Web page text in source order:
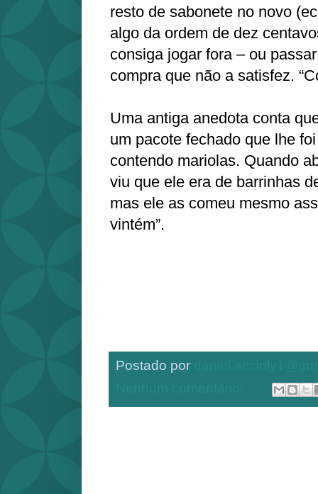
resto de sabonete no novo
algo da ordem de dez
consiga jogar fora – ou
compra que não a satisfez.
Uma antiga anedota conta
um pacote fechado que lhe
contendo mariolas. Quando
viu que ele era de barrinhas
mas ele as comeu mesmo
vintém”.
Postado por